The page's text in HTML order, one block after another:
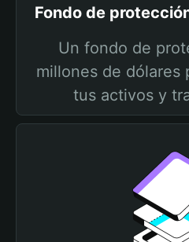
Fondo de
Un fondo de
millones de dólares
tus activos y